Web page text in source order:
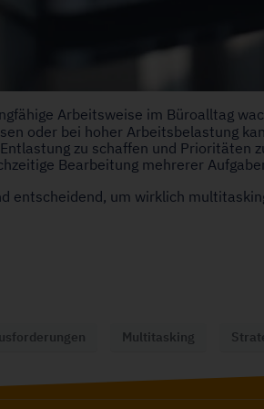
Arbeitsweise im Büroalltag
oder bei hoher Arbeitsbelastung
zu schaffen und Prioritäten
Bearbeitung mehrerer
entscheidend, um wirklich
Multitasking